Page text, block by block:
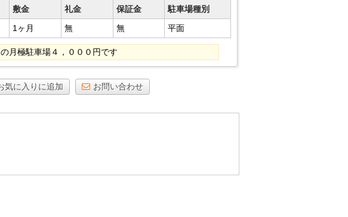
敷金 礼金 保証金
駐車場種別
1ヶ月 無 無 平面
月極駐車場４，０００円です
気に入りに追加 お問い合わせ